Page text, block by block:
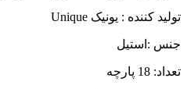
توليد کننده : یونیک Unique
جنس : استیل
تعداد: 18 پارچه